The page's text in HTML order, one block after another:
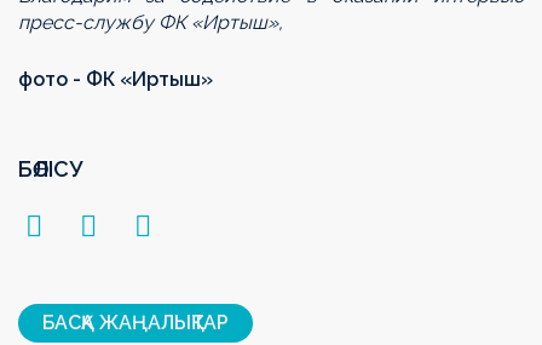
пресс-службу ФК«Иртыш»,
фото - ФК «Иртыш»
БӨЛІСУ
БАСҚА ЖАҢАЛЫҚТАР